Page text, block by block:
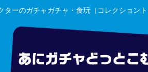
ターのガチャガチャ・食玩（コレクション